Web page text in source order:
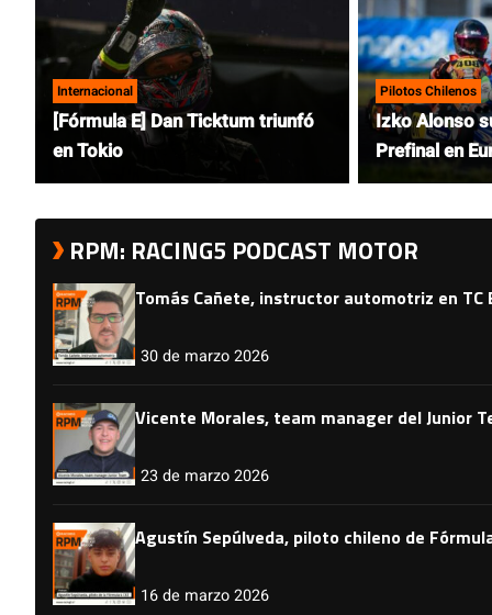
Internacional
[Fórmula E] Dan Ticktum triunfó
en Tokio
Pilotos Chilenos
Izko Alonso
Prefinal en
RPM: RACING5 PODCAST MOTOR
Tomás Cañete, instructor automotriz en TC
30 de marzo 2026
Vicente Morales, team manager del Junior
23 de marzo 2026
Agustín Sepúlveda, piloto chileno de
16 de marzo 2026